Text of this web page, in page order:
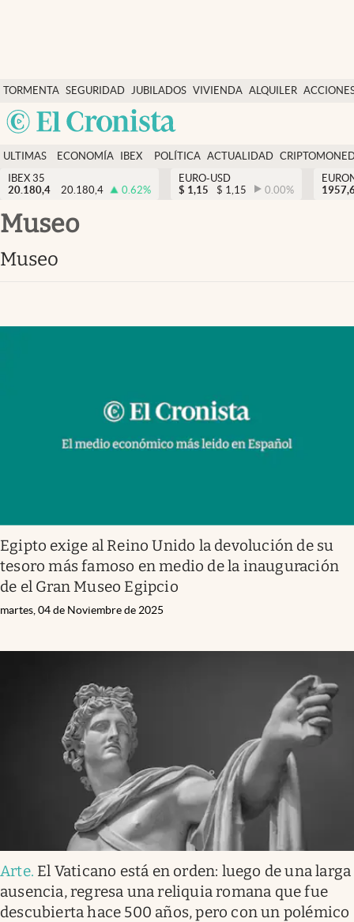
TORMENTA SEGURIDAD
SOCIAL
JUBILADOS VIVIENDA ALQUILER
USA
Economía y finanzas
Política
Actualidad
Criptomonedas
España
ULTIMAS
NOTICIAS
ECONOMÍA
FINANZAS
IBEX
EURO
POLÍTICA ACTUALIDAD
IBEX 35
20.180,4
20.180,4 0.62%
EURO-USD
$ 1,15 $ 1,15 0.00%
Museo
Museo
Egipto exige al Reino Unido la devolución de su
tesoro más famoso en medio de la inauguración
de el Gran Museo Egipcio
martes, 04 de Noviembre de 2025
Arte. El Vaticano está en orden: luego de una larga
ausencia, regresa una reliquia romana que fue
descubierta hace 500 años, pero con un polémico